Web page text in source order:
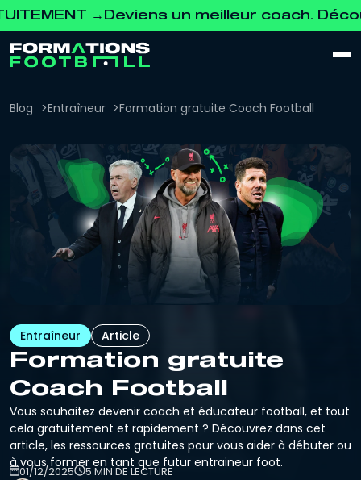
→ Deviens un meilleur coach. Découvre
Blog Entraîneur Formation gratuite Coach Football
Entraîneur Article
Formation gratuite
Coach Football
Vous souhaitez devenir coach et éducateur football, et tout
cela gratuitement et rapidement ? Découvrez dans cet
article, les ressources gratuites pour vous aider à débuter ou
à vous former en tant que futur entraineur foot.
01/12/2025 5 MIN DE LECTURE